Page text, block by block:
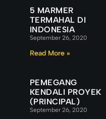
mm
5 MARMER
TERMAHAL DI
INDONESIA
September 26, 2020
Read More »
PEMEGANG
KENDALI PROYEK
(PRINCIPAL)
September 26, 2020